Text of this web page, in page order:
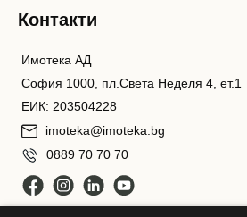
Контакти
Имотека АД
София 1000, пл.Света Неделя 4, ет.1
ЕИК: 203504228
imoteka@imoteka.bg
0889 70 70 70